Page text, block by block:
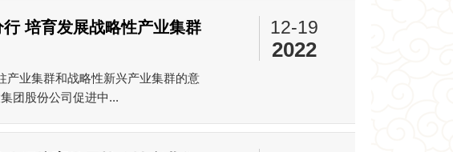
培育发展战略性产业集群
业集群和战略性新兴产业集群的意
团股份公司促进中...
12-19
2022